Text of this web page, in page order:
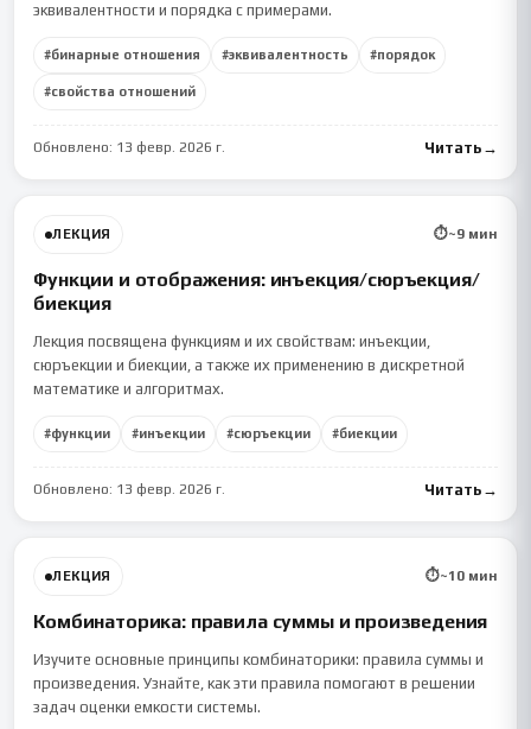
эквивалентности и порядка с примерами.
#бинарные отношения #эквивалентность #порядок
#свойства отношений
Обновлено: 13 февр. 2026 г. Читать →
ЛЕКЦИЯ ⏱~9мин
Функции и отображения: инъекция/сюръекция/
биекция
Лекция посвящена функциям и их свойствам: инъекции,
сюръекции и биекции, а также их применению в дискретной
математике и алгоритмах.
#функции #инъекции #сюръекции #биекции
Обновлено: 13 февр. 2026 г. Читать →
ЛЕКЦИЯ ⏱~10мин
Комбинаторика: правила суммы и произведения
Изучите основные принципы комбинаторики: правила суммы и
произведения. Узнайте, как эти правила помогают в решении
задач оценки емкости системы.